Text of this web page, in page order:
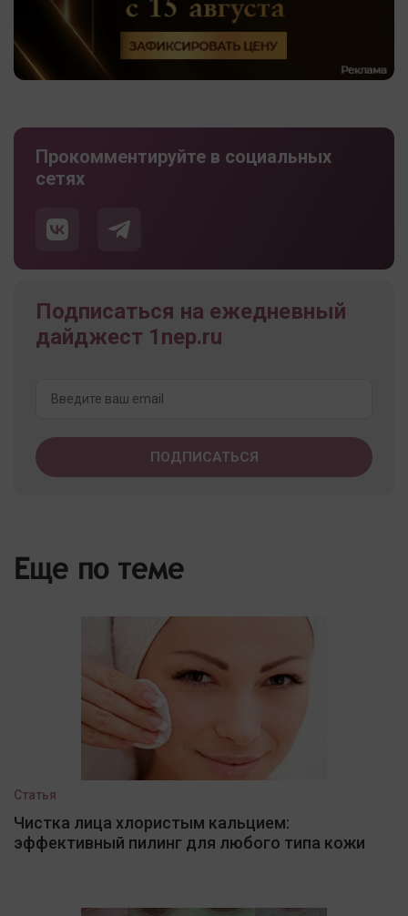
Прокомментируйте в социальных
сетях
Подписаться на ежедневный
дайджест 1nep.ru
Еще по теме
Статья
Чистка лица хлористым кальцием:
эффективный пилинг для любого типа кожи